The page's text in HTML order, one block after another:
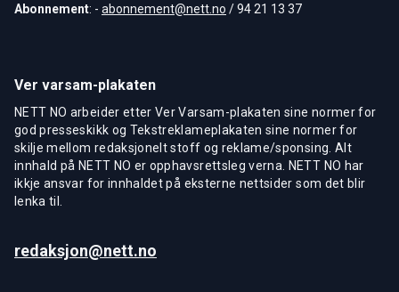
Abonnement: - abonnement@nett.no / 94 21 13 37
Ver varsam-plakaten
NETT NO arbeider etter Ver Varsam-plakaten sine normer for
god presseskikk og Tekstreklameplakaten sine normer for
skilje mellom redaksjonelt stoff og reklame/sponsing. Alt
innhald på NETT NO er opphavsrettsleg verna. NETT NO har
ikkje ansvar for innhaldet på eksterne nettsider som det blir
lenka til.
redaksjon@nett.no